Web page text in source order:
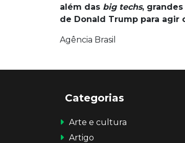
além das big techs,
de Donald Trump para agir
Agência Brasil
Categorias
Arte e cultura
Artigo